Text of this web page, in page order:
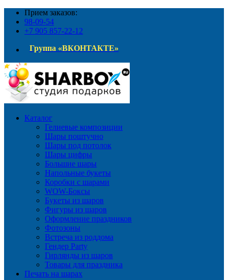
Прием заказов:
98-09-54
+7 905 857-22-12
Группа «ВКОНТАКТЕ»
Каталог
Гелиевые композиции
Шары поштучно
Шары под потолок
Шары цифры
Большие шары
Напольные букеты
Коробки с шарами
WOW-Боксы
Букеты из шаров
Фигуры из шаров
Оформление праздников
Фотозоны
Встреча из роддома
Гендер Party
Гирлянды из шаров
Товары для праздника
Печать на шарах